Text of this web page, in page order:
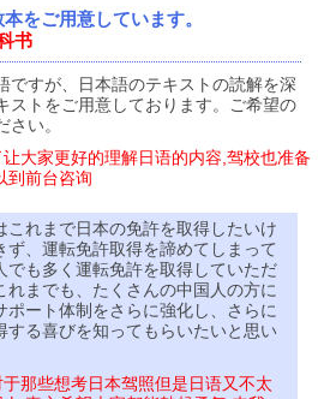
をご用意しています。
书
ですが、日本語のテキストの読解を深
ストをご用意しております。ご希望の
い。
大家更好的理解日语的内容,驾校也准备
到前台咨询
これまで日本の免許を取得したいけ
ず、運転免許取得を諦めてしまって
でも多く運転免許を取得していただ
れまでも、たくさんの中国人の方に
ポート体制をさらに強化し、さらに
する喜びを知ってもらいたいと思い
那些想考日本驾照但是日语又不太